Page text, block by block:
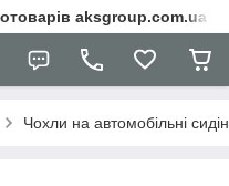
aksgroup.com.ua
Чохли на автомобільні